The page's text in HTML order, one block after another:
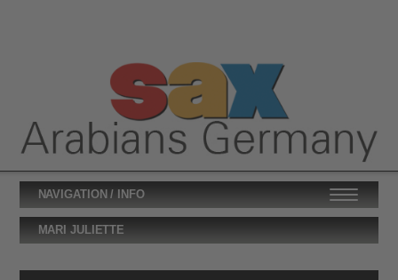
NAVIGATION / INFO
MARI JULIETTE